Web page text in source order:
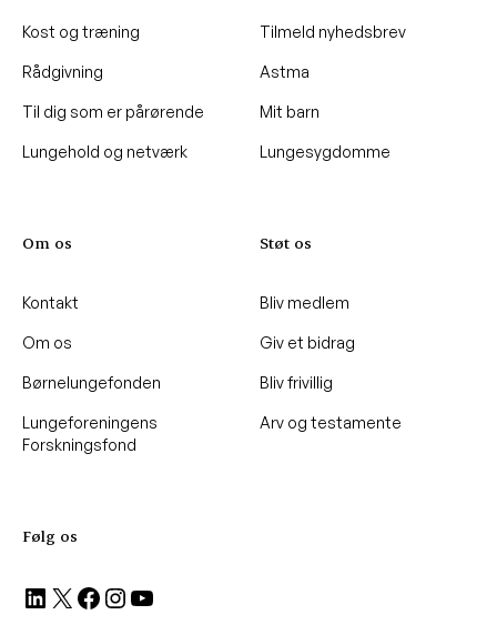
Kost og træning
Rådgivning
Til dig som er pårørende
Lungehold og netværk
Tilmeld nyhedsbrev
Astma
Mit barn
Lungesygdomme
Om os
Kontakt
Om os
Børnelungefonden
Lungeforeningens
Forskningsfond
Støt os
Bliv medlem
Giv et bidrag
Bliv frivillig
Arv og testamente
Følg os
LinkedIn
X Facebook
Instagram
YouTube